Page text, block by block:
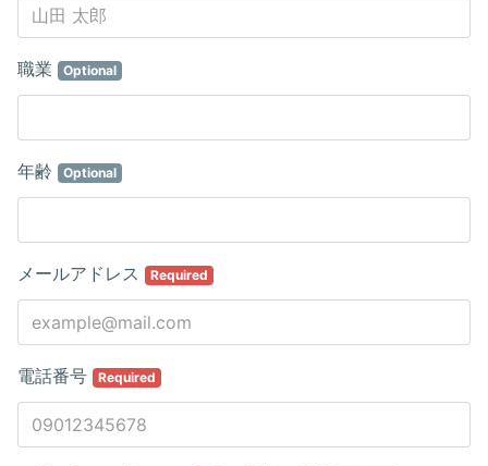
職業 Optional
年齢 Optional
メールアドレス Required
電話番号 Required